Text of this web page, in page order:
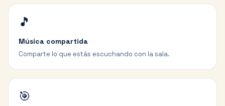
🎵
Música compartida
Comparte lo que estás escuchando con la sala.
🎯